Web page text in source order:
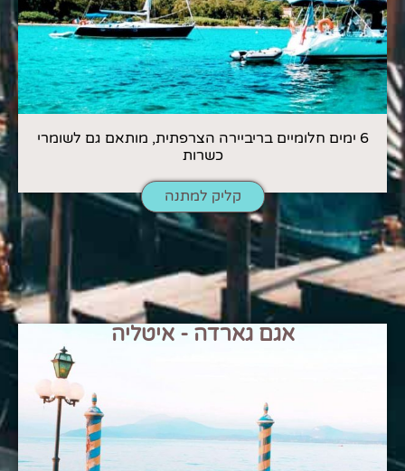
6 ימים חלומיים בריביירה הצרפתית, מותאם גם לשומרי
כשרות
קליק למתנה
אגם גארדה - איטליה